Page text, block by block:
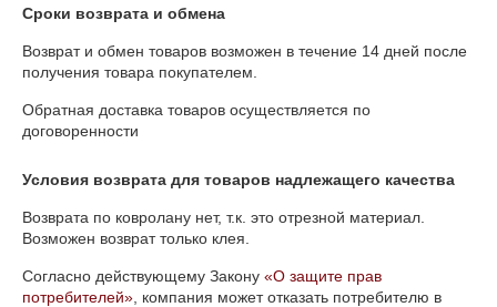
Сроки возврата и обмена
Возврат и обмен товаров возможен в течение 14 дней после
получения товара покупателем.
Обратная доставка товаров осуществляется по
договоренности
Условия возврата для товаров надлежащего качества
Возврата по ковролану нет, т.к. это отрезной материал.
Возможен возврат только клея.
Согласно действующему Закону «О защите прав
потребителей» , компания может отказать потребителю в